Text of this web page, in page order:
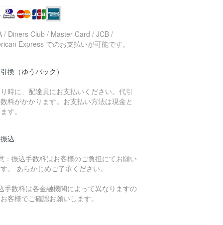
/ Diners Club / Master Card / JCB /
Express でのお支払いが可能です。
換（ゆうパック）
時に、配達員にお支払いください。代引
料がかかります。お支払い方法は現金と
す。
込
：振込手数料はお客様のご負担にてお願い
。 あらかじめご了承ください。
手数料は各金融機関によって異なりますの
客様でご確認お願いします。